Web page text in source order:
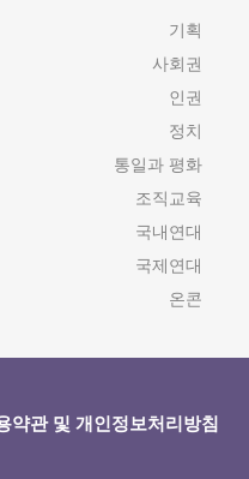
기획
사회권
인권
정치
통일과 평화
조직교육
국내연대
국제연대
온콘
약관 및 개인정보처리방침